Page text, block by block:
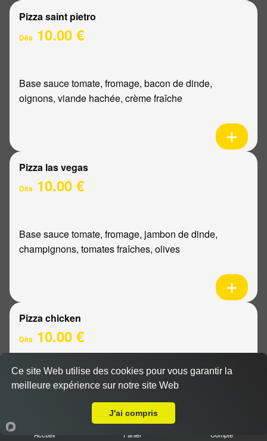
Pizza saint pietro
Dès 10.00 €
Base sauce tomate, fromage, bacon de dinde,
oignons, viande hachée, crème fraîche
Pizza las vegas
Dès 10.00 €
Base sauce tomate, fromage, jambon de dinde,
champignons, tomates fraîches, olives
Pizza chicken
Dès 10.00 €
Base sauce tomate, fromage, poulet, poivrons,
Accueil Panier Compte
Ce site Web utilise des cookies pour vous garantir la
meilleure expérience sur notre site Web
J'ai compris